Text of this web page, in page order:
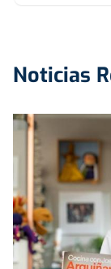
Noticias